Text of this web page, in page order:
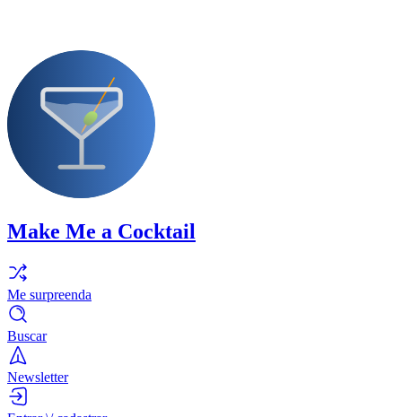
Make Me a Cocktail
Me surpreenda
Buscar
Newsletter